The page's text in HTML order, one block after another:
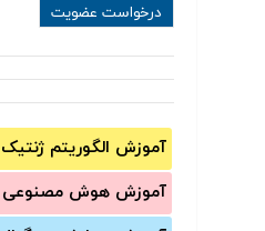
آموزش الگوریتم ژنتیک
آموزش‌ هوش مصنوعی